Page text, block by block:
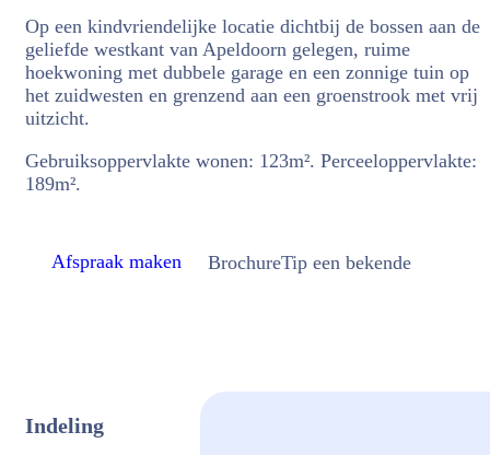
Op een kindvriendelijke locatie dichtbij de bossen aan de
geliefde westkant van Apeldoorn gelegen, ruime
hoekwoning met dubbele garage en een zonnige tuin op
het zuidwesten en grenzend aan een groenstrook met vrij
uitzicht.
Gebruiksoppervlakte wonen: 123m². Perceeloppervlakte:
189m².
Afspraak maken BrochureTip een bekende
Indeling